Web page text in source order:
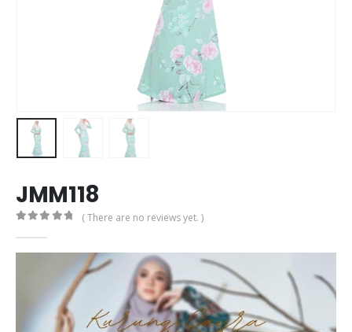
JMM118
( There are no reviews yet. )